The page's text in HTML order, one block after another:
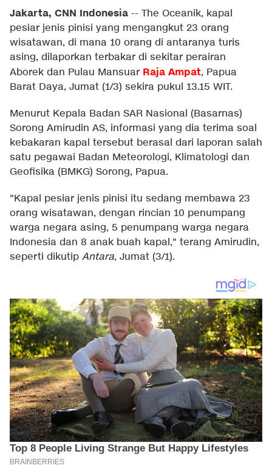
Jakarta, CNN Indonesia -- The Oceanik, kapal
pesiar jenis pinisi yang mengangkut 23 orang
wisatawan, di mana 10 orang di antaranya turis
asing, dilaporkan terbakar di sekitar perairan
Aborek dan Pulau Mansuar Raja Ampat, Papua
Barat Daya, Jumat (1/3) sekira pukul 13.15 WIT.
Menurut Kepala Badan SAR Nasional (Basarnas)
Sorong Amirudin AS, informasi yang dia terima soal
kebakaran kapal tersebut berasal dari laporan salah
satu pegawai Badan Meteorologi, Klimatologi dan
Geofisika (BMKG) Sorong, Papua.
"Kapal pesiar jenis pinisi itu sedang membawa 23
orang wisatawan, dengan rincian 10 penumpang
warga negara asing, 5 penumpang warga negara
Indonesia dan 8 anak buah kapal," terang Amirudin,
seperti dikutip Antara, Jumat (3/1).